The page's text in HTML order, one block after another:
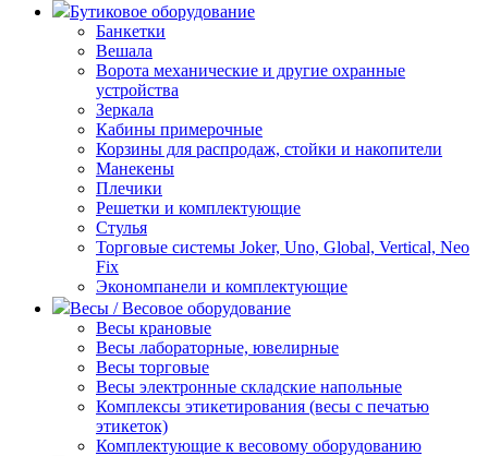
Бутиковое оборудование
Банкетки
Вешала
Ворота механические и другие охранные
устройства
Зеркала
Кабины примерочные
Корзины для распродаж, стойки и накопители
Манекены
Плечики
Решетки и комплектующие
Стулья
Торговые системы Joker, Uno, Global, Vertical, Neo
Fix
Экономпанели и комплектующие
Весы / Весовое оборудование
Весы крановые
Весы лабораторные, ювелирные
Весы торговые
Весы электронные складские напольные
Комплексы этикетирования (весы с печатью
этикеток)
Комплектующие к весовому оборудованию